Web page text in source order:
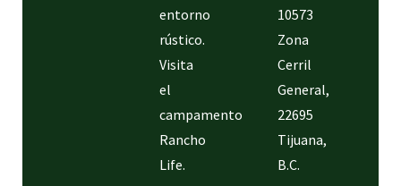
entorno
rústico.
Visita
el
campamento
Rancho
Life.
10573
Zona
Cerril
General,
22695
Tijuana,
B.C.